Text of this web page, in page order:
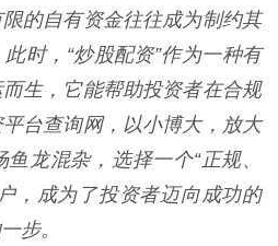
的自有资金往往成为制约其
时，“炒股配资”作为一种有
生，它能帮助投资者在合规
台查询网，以小博大，放大
龙混杂，选择一个“正规、
，成为了投资者迈向成功的
步。